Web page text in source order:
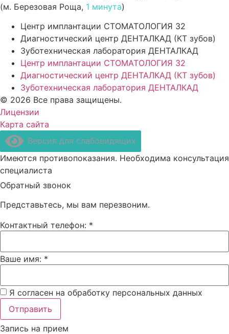
(м. Березовая Роща, 1 минута)
Центр имплантации СТОМАТОЛОГИЯ 32
Диагностический центр ДЕНТАЛКАД (КТ зубов)
Зуботехническая лаборатория ДЕНТАЛКАД
Центр имплантации СТОМАТОЛОГИЯ 32
Диагностический центр ДЕНТАЛКАД (КТ зубов)
Зуботехническая лаборатория ДЕНТАЛКАД
© 2026 Все права защищены.
Лицензии
Карта сайта
Версия для слабовидящих
Имеются противопоказания. Необходима консультация
специалиста
Обратный звонок
Представьтесь, мы вам перезвоним.
Контактный телефон: *
Ваше имя: *
Я согласен на обработку персональных данных
Отправить
Запись на прием